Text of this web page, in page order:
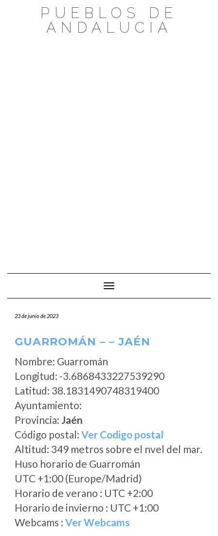
PUEBLOS DE
ANDALUCIA
Cambiar modo de navegación
23 de junio de 2023
GUARROMÁN – – JAÉN
Nombre: Guarromán
Longitud: -3.6868433227539290
Latitud: 38.1831490748319400
Ayuntamiento:
Provincia: Jaén
Código postal: Ver Codigo postal
Altitud: 349 metros sobre el nvel del mar.
Huso horario de Guarromán
UTC +1:00 (Europe/Madrid)
Horario de verano : UTC +2:00
Horario de invierno : UTC +1:00
Webcams : Ver Webcams